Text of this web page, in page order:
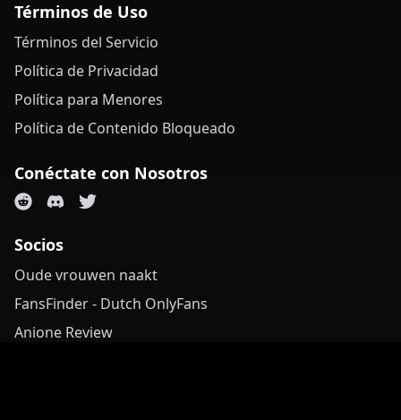
Términos de Uso
Términos del Servicio
Política de Privacidad
Política para Menores
Política de Contenido Bloqueado
Conéctate con Nosotros
Socios
Oude vrouwen naakt
FansFinder - Dutch OnlyFans
Anione Review